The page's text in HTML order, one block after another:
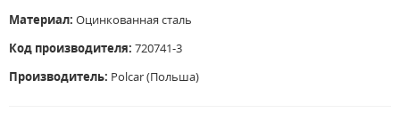
Материал: Оцинкованная сталь
Код производителя: 720741-3
Производитель: Polcar (Польша)